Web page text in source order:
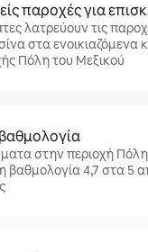
παροχές για
λατρεύουν τις
στα ενοικιαζόμενα
Πόλη του Μεξικού
στην περιοχή
βαθμολογία 4,7 στα 5